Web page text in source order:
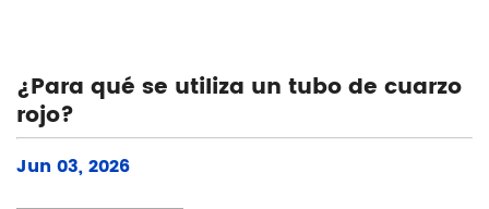
¿Para qué se utiliza un tubo de cuarzo
rojo?
Jun 03, 2026